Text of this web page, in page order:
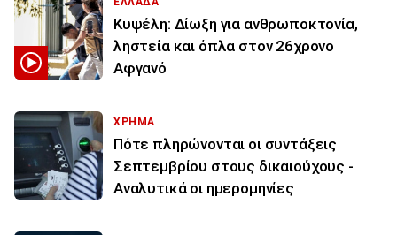
Κυψέλη: Δίωξη για ανθρωποκτονία,
ληστεία και όπλα στον 26χρονο
Αφγανό
ΧΡΗΜΑ
Πότε πληρώνονται οι συντάξεις
Σεπτεμβρίου στους δικαιούχους -
Αναλυτικά οι ημερομηνίες